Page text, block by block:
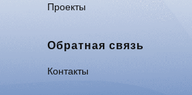
Проекты
Обратная связь
Контакты